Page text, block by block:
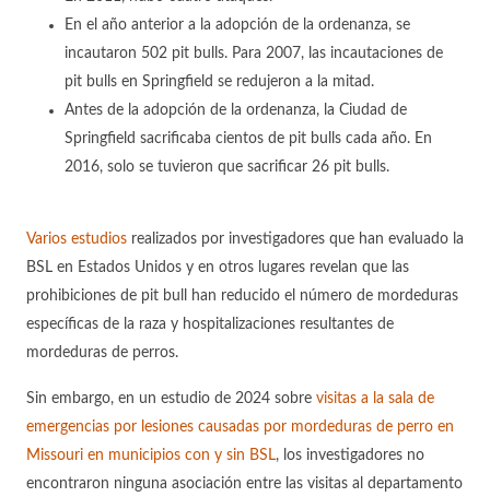
En el año anterior a la adopción de la ordenanza, se
incautaron 502 pit bulls. Para 2007, las incautaciones de
pit bulls en Springfield se redujeron a la mitad.
Antes de la adopción de la ordenanza, la Ciudad de
Springfield sacrificaba cientos de pit bulls cada año. En
2016, solo se tuvieron que sacrificar 26 pit bulls.
Varios estudios realizados por investigadores que han evaluado la
BSL en Estados Unidos y en otros lugares revelan que las
prohibiciones de pit bull han reducido el número de mordeduras
específicas de la raza y hospitalizaciones resultantes de
mordeduras de perros.
Sin embargo, en un estudio de 2024 sobre visitas a la sala de
emergencias por lesiones causadas por mordeduras de perro en
Missouri en municipios con y sin BSL, los investigadores no
encontraron ninguna asociación entre las visitas al departamento